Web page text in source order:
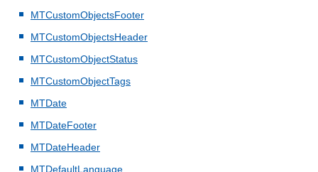
MTCustomObjectsFooter
MTCustomObjectsHeader
MTCustomObjectStatus
MTCustomObjectTags
MTDate
MTDateFooter
MTDateHeader
MTDefaultLanguage